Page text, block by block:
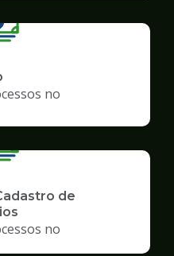
no
de
no